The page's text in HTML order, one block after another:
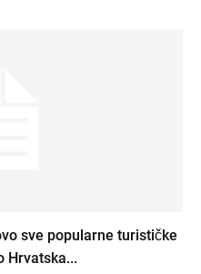
sve popularne turističke
Hrvatska...